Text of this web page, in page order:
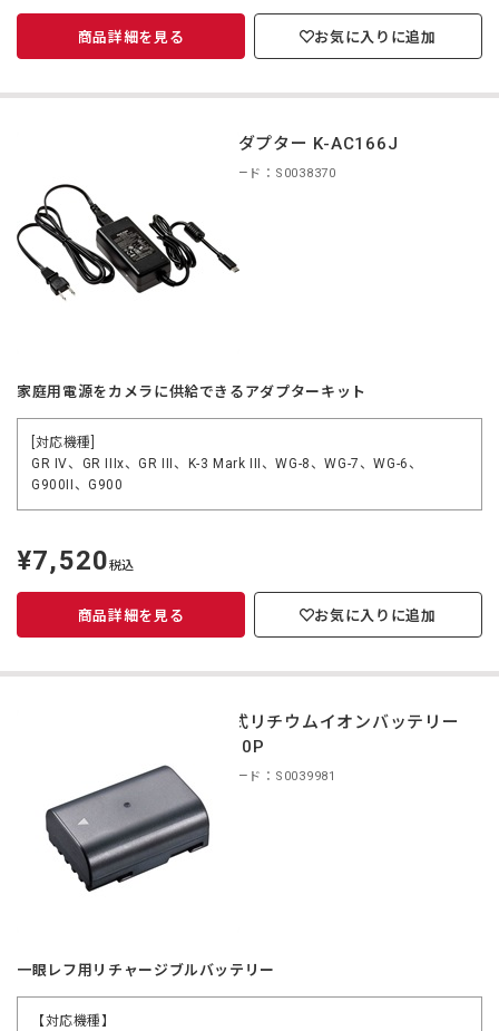
商品詳細を見る お気に入りに追加
ACアダプター K-AC166J
商品コード：S0038370
家庭用電源をカメラに供給できるアダプターキット
[対応機種]
GR IV、GR IIIx、GR III、K-3 Mark III、WG-8、WG-7、WG-6、
G900II、G900
定
価
¥7,520税込
商品詳細を見る お気に入りに追加
充電式リチウムイオンバッテリー
D-LI90P
商品コード：S0039981
一眼レフ用リチャージブルバッテリー
【対応機種】